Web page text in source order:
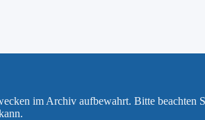
im Archiv aufbewahrt. Bitte beachten